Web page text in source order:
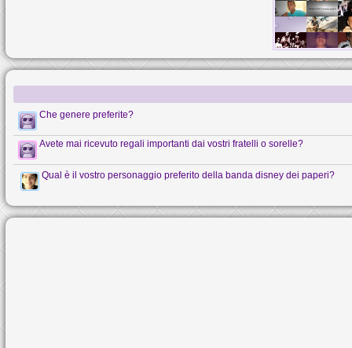
Che genere preferite?
Avete mai ricevuto regali importanti dai vostri fratelli o sorelle?
Qual è il vostro personaggio preferito della banda disney dei paperi?